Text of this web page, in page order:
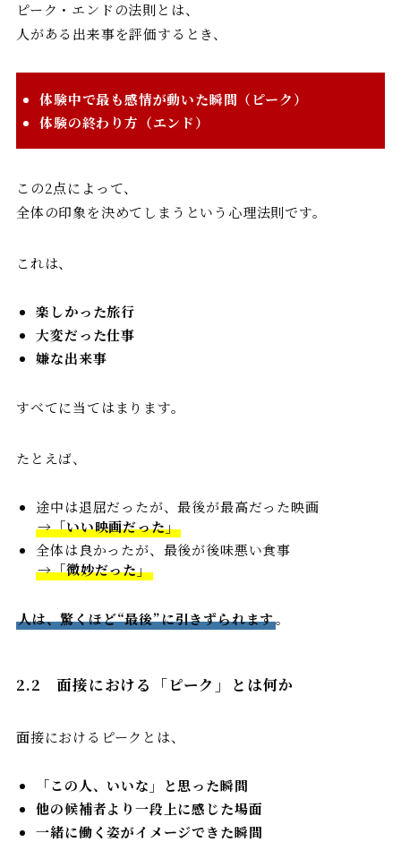
ピーク・エンドの法則とは、
人がある出来事を評価するとき、
体験中で最も感情が動いた瞬間（ピーク）
体験の終わり方（エンド）
この2点によって、
全体の印象を決めてしまうという心理法則です。
これは、
楽しかった旅行
大変だった仕事
嫌な出来事
すべてに当てはまります。
たとえば、
途中は退屈だったが、最後が最高だった映画
→「いい映画だった」
全体は良かったが、最後が後味悪い食事
→「微妙だった」
人は、驚くほど“最後”に引きずられます。
2.2面接における「ピーク」とは何か
面接におけるピークとは、
「この人、いいな」と思った瞬間
他の候補者より一段上に感じた場面
一緒に働く姿がイメージできた瞬間